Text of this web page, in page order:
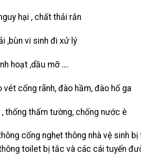
hại , chất thải rắn
,bùn vi sinh đi xử lý
hoạt ,dầu mỡ ….
cống rãnh, đào hầm, đào hố ga
thống thấm tường, chống nước è
cống nghẹt thông nhà vệ sinh
toilet bị tắc và các cái tuyến